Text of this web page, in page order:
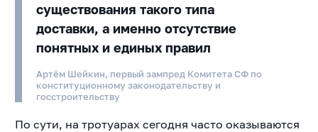
существования такого типа
доставки, а именно отсутствие
понятных и единых правил
Артём Шейкин, первый зампред Комитета СФ по
конституционному законодательству и
госстроительству
По сути, на тротуарах сегодня часто оказываются